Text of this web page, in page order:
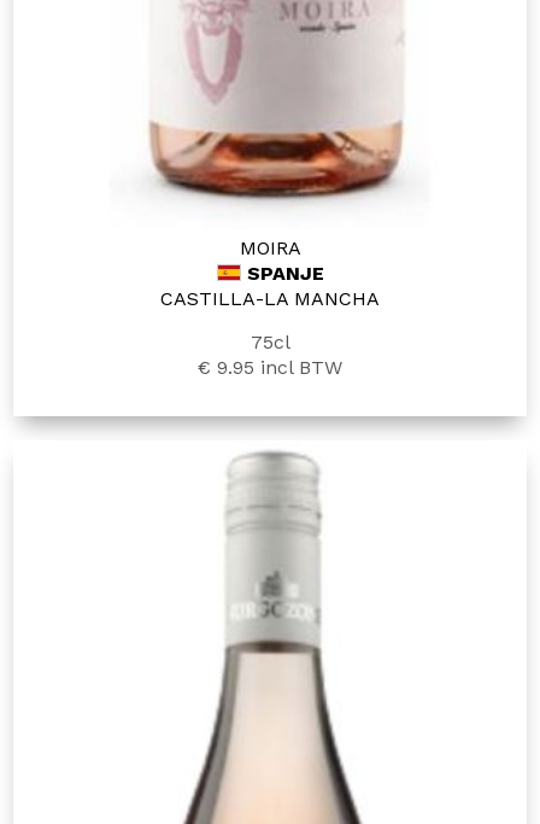
MOIRA
SPANJE
CASTILLA-LA MANCHA
75cl
€ 9.95 incl BTW